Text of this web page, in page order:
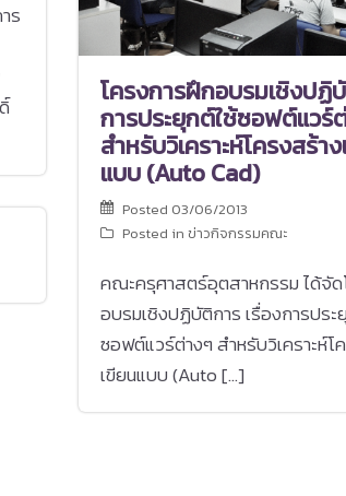
ร
โครงการฝึกอบรมเชิงปฏิ
การประยุกต์ใช้ซอฟต์แวร์
สำหรับวิเคราะห์โครงสร้า
แบบ (Auto Cad)
Posted 03/06/2013
Posted in ข่าวกิจกรรมคณะ
คณะครุศาสตร์อุตสาหกรรม ได้จัด
อบรมเชิงปฏิบัติการ เรื่องการประ
ซอฟต์แวร์ต่างๆ สำหรับวิเคราะห์โ
เขียนแบบ (Auto […]